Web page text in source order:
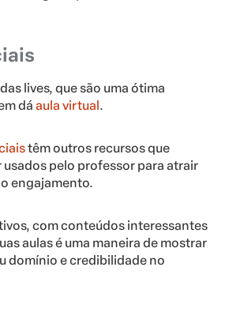
lives, que são uma ótima
dá aula virtual .
têm outros recursos que
pelo professor para atrair
engajamento.
com conteúdos interessantes
aulas é uma maneira de mostrar
domínio e credibilidade no